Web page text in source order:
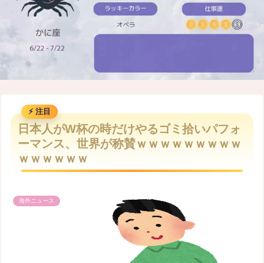
M
u
t
e
日本人がW杯の時だけやるゴミ拾いパフォ
ーマンス、世界が称賛ｗｗｗｗｗｗｗｗｗ
ｗｗｗｗｗｗ
海外ニュース